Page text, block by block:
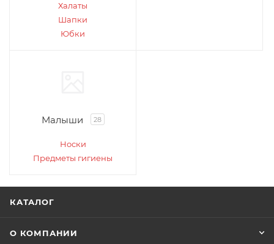
Халаты
Шапки
Юбки
Малыши 28
Носки
Предметы гигиены
КАТАЛОГ
О КОМПАНИИ